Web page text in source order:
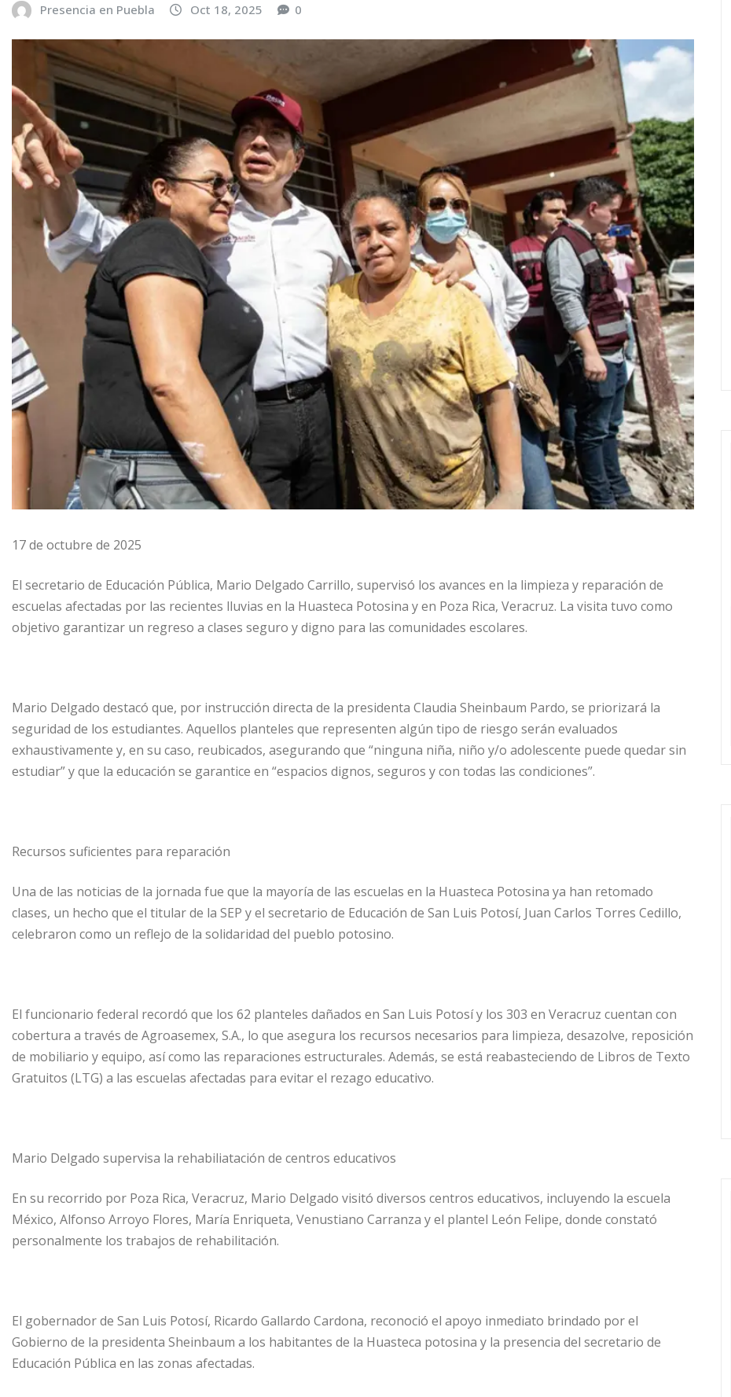
Presencia en Puebla Oct 18, 2025 0
17 de octubre de 2025
El secretario de Educación Pública, Mario Delgado Carrillo, supervisó los avances en la limpieza y reparación de
escuelas afectadas por las recientes lluvias en la Huasteca Potosina y en Poza Rica, Veracruz. La visita tuvo como
objetivo garantizar un regreso a clases seguro y digno para las comunidades escolares.
Mario Delgado destacó que, por instrucción directa de la presidenta Claudia Sheinbaum Pardo, se priorizará la
seguridad de los estudiantes. Aquellos planteles que representen algún tipo de riesgo serán evaluados
exhaustivamente y, en su caso, reubicados, asegurando que “ninguna niña, niño y/o adolescente puede quedar sin
estudiar” y que la educación se garantice en “espacios dignos, seguros y con todas las condiciones”.
Recursos suficientes para reparación
Una de las noticias de la jornada fue que la mayoría de las escuelas en la Huasteca Potosina ya han retomado
clases, un hecho que el titular de la SEP y el secretario de Educación de San Luis Potosí, Juan Carlos Torres Cedillo,
celebraron como un reflejo de la solidaridad del pueblo potosino.
El funcionario federal recordó que los 62 planteles dañados en San Luis Potosí y los 303 en Veracruz cuentan con
cobertura a través de Agroasemex, S.A., lo que asegura los recursos necesarios para limpieza, desazolve, reposición
de mobiliario y equipo, así como las reparaciones estructurales. Además, se está reabasteciendo de Libros de Texto
Gratuitos (LTG) a las escuelas afectadas para evitar el rezago educativo.
Mario Delgado supervisa la rehabiliatación de centros educativos
En su recorrido por Poza Rica, Veracruz, Mario Delgado visitó diversos centros educativos, incluyendo la escuela
México, Alfonso Arroyo Flores, María Enriqueta, Venustiano Carranza y el plantel León Felipe, donde constató
personalmente los trabajos de rehabilitación.
El gobernador de San Luis Potosí, Ricardo Gallardo Cardona, reconoció el apoyo inmediato brindado por el
Gobierno de la presidenta Sheinbaum a los habitantes de la Huasteca potosina y la presencia del secretario de
Educación Pública en las zonas afectadas.